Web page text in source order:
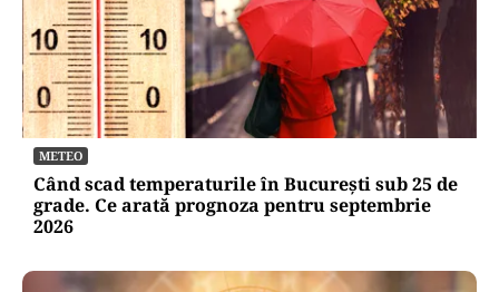
METEO
Când scad temperaturile în București sub 25 de
grade. Ce arată prognoza pentru septembrie
2026